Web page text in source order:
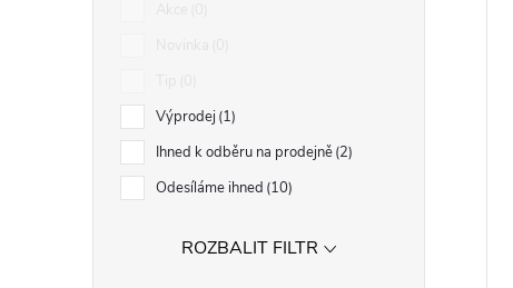
Výprodej 1
Ihned k odběru na prodejně 2
Odesíláme ihned 10
ROZBALIT FILTR